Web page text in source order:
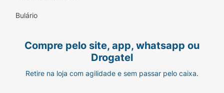
Bulário
Compre pelo site, app, whatsapp ou
Drogatel
Retire na loja com agilidade e sem passar pelo caixa.